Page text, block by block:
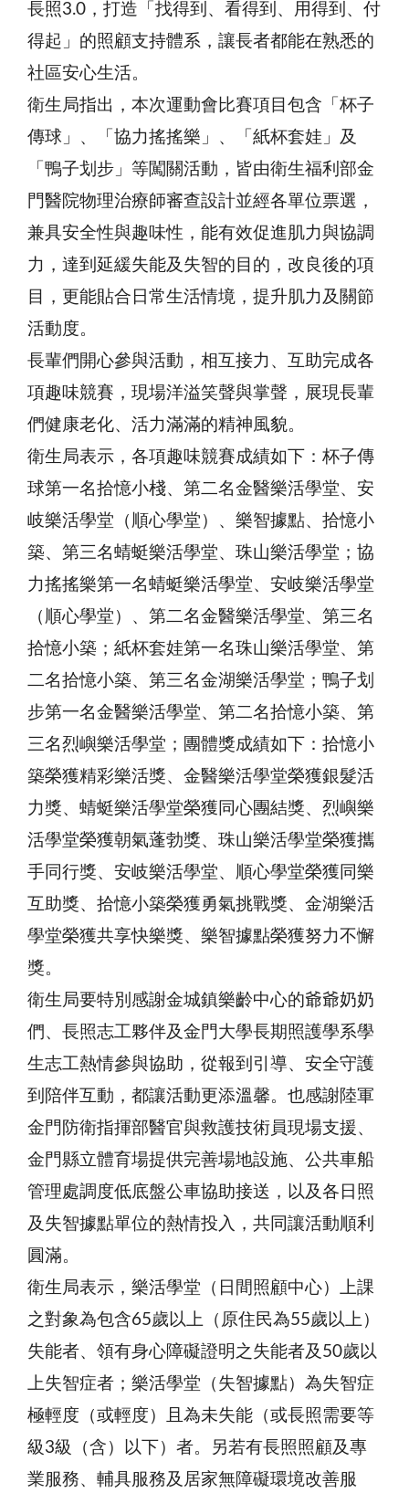
長照3.0，打造「找得到、看得到、用得到、付
得起」的照顧支持體系，讓長者都能在熟悉的
社區安心生活。
衛生局指出，本次運動會比賽項目包含「杯子
傳球」、「協力搖搖樂」、「紙杯套娃」及
「鴨子划步」等闖關活動，皆由衛生福利部金
門醫院物理治療師審查設計並經各單位票選，
兼具安全性與趣味性，能有效促進肌力與協調
力，達到延緩失能及失智的目的，改良後的項
目，更能貼合日常生活情境，提升肌力及關節
活動度。
長輩們開心參與活動，相互接力、互助完成各
項趣味競賽，現場洋溢笑聲與掌聲，展現長輩
們健康老化、活力滿滿的精神風貌。
衛生局表示，各項趣味競賽成績如下：杯子傳
球第一名拾憶小棧、第二名金醫樂活學堂、安
岐樂活學堂（順心學堂）、樂智據點、拾憶小
築、第三名蜻蜓樂活學堂、珠山樂活學堂；協
力搖搖樂第一名蜻蜓樂活學堂、安岐樂活學堂
（順心學堂）、第二名金醫樂活學堂、第三名
拾憶小築；紙杯套娃第一名珠山樂活學堂、第
二名拾憶小築、第三名金湖樂活學堂；鴨子划
步第一名金醫樂活學堂、第二名拾憶小築、第
三名烈嶼樂活學堂；團體獎成績如下：拾憶小
築榮獲精彩樂活獎、金醫樂活學堂榮獲銀髮活
力獎、蜻蜓樂活學堂榮獲同心團結獎、烈嶼樂
活學堂榮獲朝氣蓬勃獎、珠山樂活學堂榮獲攜
手同行獎、安岐樂活學堂、順心學堂榮獲同樂
互助獎、拾憶小築榮獲勇氣挑戰獎、金湖樂活
學堂榮獲共享快樂獎、樂智據點榮獲努力不懈
獎。
衛生局要特別感謝金城鎮樂齡中心的爺爺奶奶
們、長照志工夥伴及金門大學長期照護學系學
生志工熱情參與協助，從報到引導、安全守護
到陪伴互動，都讓活動更添溫馨。也感謝陸軍
金門防衛指揮部醫官與救護技術員現場支援、
金門縣立體育場提供完善場地設施、公共車船
管理處調度低底盤公車協助接送，以及各日照
及失智據點單位的熱情投入，共同讓活動順利
圓滿。
衛生局表示，樂活學堂（日間照顧中心）上課
之對象為包含65歲以上（原住民為55歲以上）
失能者、領有身心障礙證明之失能者及50歲以
上失智症者；樂活學堂（失智據點）為失智症
極輕度（或輕度）且為未失能（或長照需要等
級3級（含）以下）者。另若有長照照顧及專
業服務、輔具服務及居家無障礙環境改善服